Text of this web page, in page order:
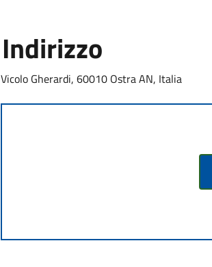
Indirizzo
Vicolo Gherardi, 60010 Ostra AN, Italia